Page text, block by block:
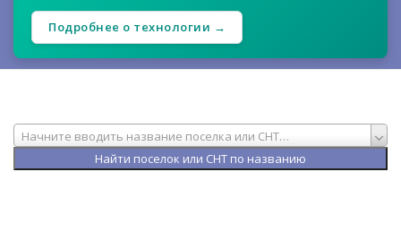
Подробнее о технологии →
Начните вводить название поселка или СНТ…